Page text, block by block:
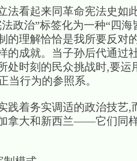
法看起来同革命宪法史如
政治”标签化为一种“四
的理解恰恰是我所要反对
的成就。当子孙后代通
处时刻的民众挑战时,要运
当行为的参照系。
践着务实调适的政治技
拿大和新西兰——它们同